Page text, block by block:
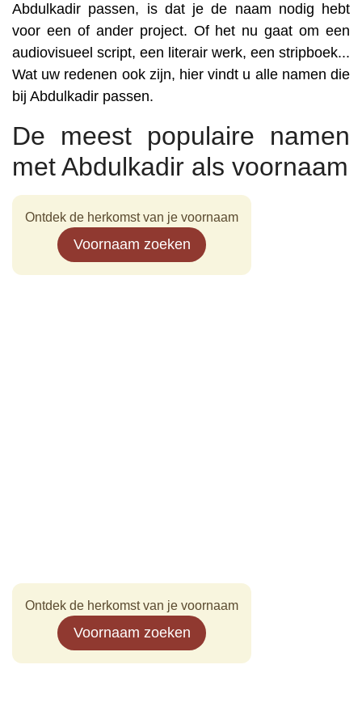
Abdulkadir passen, is dat je de naam nodig hebt
voor een of ander project. Of het nu gaat om een
audiovisueel script, een literair werk, een stripboek...
Wat uw redenen ook zijn, hier vindt u alle namen die
bij Abdulkadir passen.
De meest populaire namen
met Abdulkadir als voornaam
Ontdek de herkomst van je voornaam
Voornaam zoeken
Ontdek de herkomst van je voornaam
Voornaam zoeken